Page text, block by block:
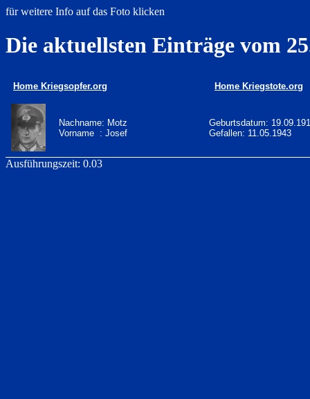
für weitere Info auf das Foto klicken
Die aktuellsten Einträge vom
Home Kriegsopfer.org Home Kriegstote.org
Nachname: Motz
Vorname : Josef
Geburtsdatum:
Gefallen: 11.05.1943
Ausführungszeit: 0.03